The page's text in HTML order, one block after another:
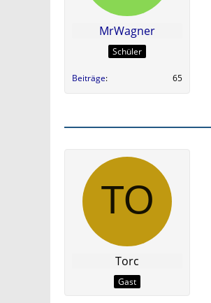
MrWagner
Schüler
Beiträge 65
Torc
Gast